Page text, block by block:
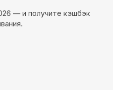
— и получите кэшбэк